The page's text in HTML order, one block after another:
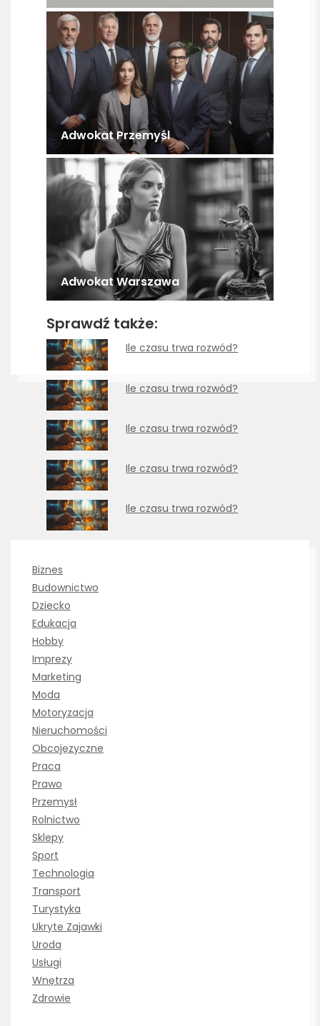
Adwokat Przemyśl
Adwokat Warszawa
Sprawdź także:
Ile czasu trwa rozwód?
Ile czasu trwa rozwód?
Ile czasu trwa rozwód?
Ile czasu trwa rozwód?
Ile czasu trwa rozwód?
Biznes
Budownictwo
Dziecko
Edukacja
Hobby
Imprezy
Marketing
Moda
Motoryzacja
Nieruchomości
Obcojęzyczne
Praca
Prawo
Przemysł
Rolnictwo
Sklepy
Sport
Technologia
Transport
Turystyka
Ukryte Zajawki
Uroda
Usługi
Wnętrza
Zdrowie